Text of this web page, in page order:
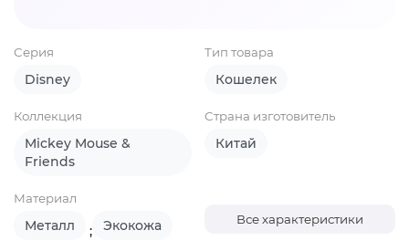
Серия
Disney
Тип товара
Кошелек
Коллекция
Mickey Mouse &
Friends
Страна изготовитель
Китай
Материал
Металл ; Экокожа Все характеристики